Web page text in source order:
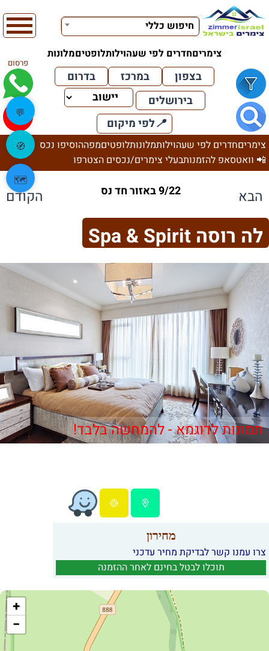
חיפוש כללי
צימריםחדרים לפי שעהוילותלופטיםמלונות
פרסום
בצפון במרכז
בדרום
בירושלים
📍לפי מיקום
צימריםחדרים לפי שעהוילותמלונותלופטיםמפההוסיפו נכס
📲 וואטסאפ להזמנותבעלי צימרים/נכסים הצטרפו
הבא 9/22 באזור חד נס הקודם
לה רוסה Spa & Spirit
תמונות לדוגמא - להמחשה בלבד!
מחירון
צרו עמנו קשר לבדיקת מחיר עדכני
תוכלו לבטל בחינם לאחר ההזמנה
+
−
💬
🧭
🗺️